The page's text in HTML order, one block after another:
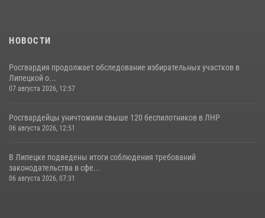
НОВОСТИ
Росгвардия продолжает обследование избирательных участков в
Липецкой о...
07 августа 2026, 12:57
Росгвардейцы уничтожили свыше 120 беспилотников в ЛНР
06 августа 2026, 12:51
В Липецке подведены итоги соблюдения требований
законодательства в сфе...
06 августа 2026, 07:31